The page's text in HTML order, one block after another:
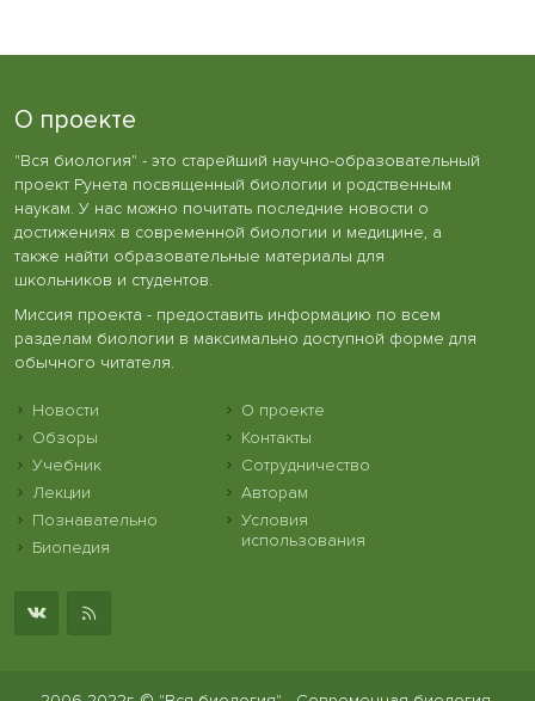
О проекте
"Вся биология" - это старейший научно-образовательный
проект Рунета посвященный биологии и родственным
наукам. У нас можно почитать последние новости о
достижениях в современной биологии и медицине, а
также найти образовательные материалы для
школьников и студентов.
Миссия проекта - предоставить информацию по всем
разделам биологии в максимально доступной форме для
обычного читателя.
Новости
Обзоры
Учебник
Лекции
Познавательно
Биопедия
О проекте
Контакты
Сотрудничество
Авторам
Условия
использования